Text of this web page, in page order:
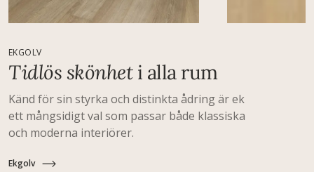
EKGOLV
Tidlös skönheti alla rum
Känd för sin styrka och distinkta ådring är ek
ett mångsidigt val som passar både klassiska
och moderna interiörer.
Ekgolv